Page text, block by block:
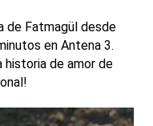
de Fatmagül desde
en Antena 3.
historia de amor de